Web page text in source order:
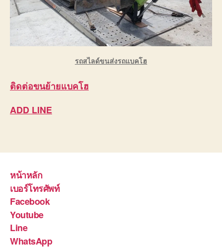
รถสไลด์ขนส่งรถแบคโฮ
ติดต่อขนย้ายแบคโฮ
ADD LINE
หน้าหลัก
เบอร์โทรศัพท์
Facebook
Youtube
Line
WhatsApp